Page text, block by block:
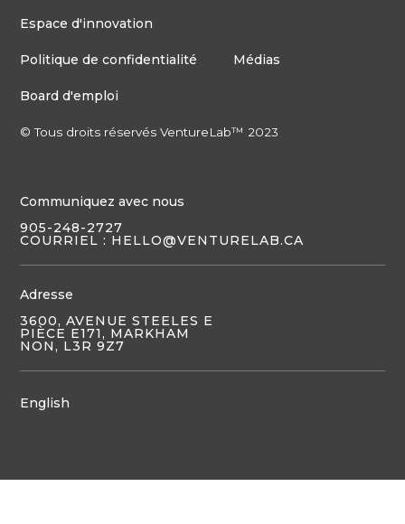
Espace d'innovation
Politique de confidentialité Médias
Board d'emploi
© Tous droits réservés VentureLab™ 2023
Communiquez avec nous
905-248-2727
COURRIEL : HELLO@VENTURELAB.CA
Adresse
3600, AVENUE STEELES E
PIÈCE E171, MARKHAM
NON, L3R 9Z7
English